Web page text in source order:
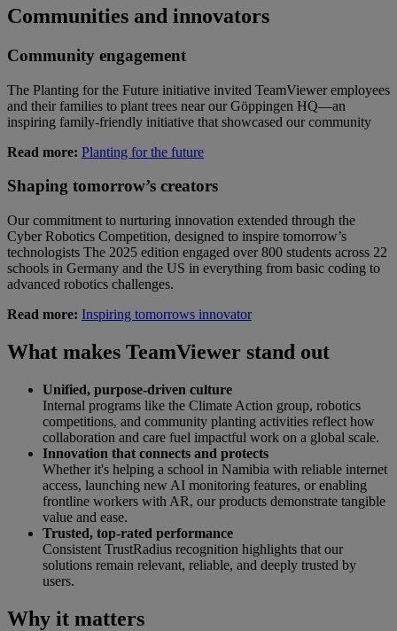
Communities and innovators
Community engagement
The Planting for the Future initiative invited TeamViewer employees
and their families to plant trees near our Göppingen HQ—an
inspiring family-friendly initiative that showcased our community
Read more: Planting for the future
Shaping tomorrow’s creators
Our commitment to nurturing innovation extended through the
Cyber Robotics Competition, designed to inspire tomorrow’s
technologists The 2025 edition engaged over 800 students across 22
schools in Germany and the US in everything from basic coding to
advanced robotics challenges.
Read more: Inspiring tomorrows innovator
What makes TeamViewer stand out
Unified, purpose-driven culture
Internal programs like the Climate Action group, robotics
competitions, and community planting activities reflect how
collaboration and care fuel impactful work on a global scale.
Innovation that connects and protects
Whether it's helping a school in Namibia with reliable internet
access, launching new AI monitoring features, or enabling
frontline workers with AR, our products demonstrate tangible
value and ease.
Trusted, top-rated performance
Consistent TrustRadius recognition highlights that our
solutions remain relevant, reliable, and deeply trusted by
users.
Why it matters